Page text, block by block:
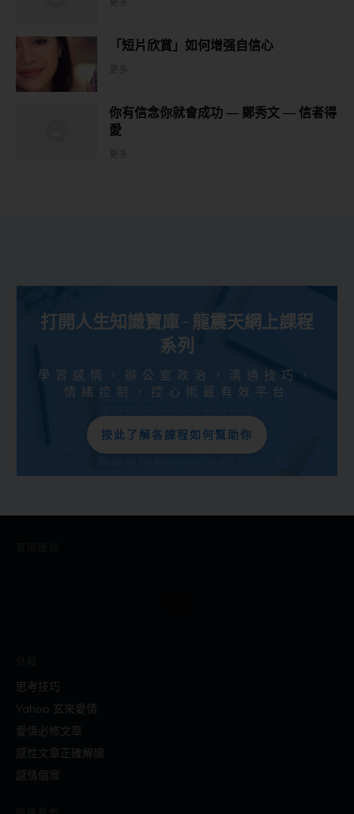
「短片欣賞」如何增强自信心
你有信念你就會成功 — 鄭秀文 — 信者得
愛
打開人生知識寶庫 - 龍震天網上課程
系列
學習感情，辦公室政治，溝通技巧，
情緒控制，控心術最有效平台
按此了解各課程如何幫助你
思考技巧
Yahoo 玄來愛情
愛情必修文章
感性文章正確解讀
感情個案